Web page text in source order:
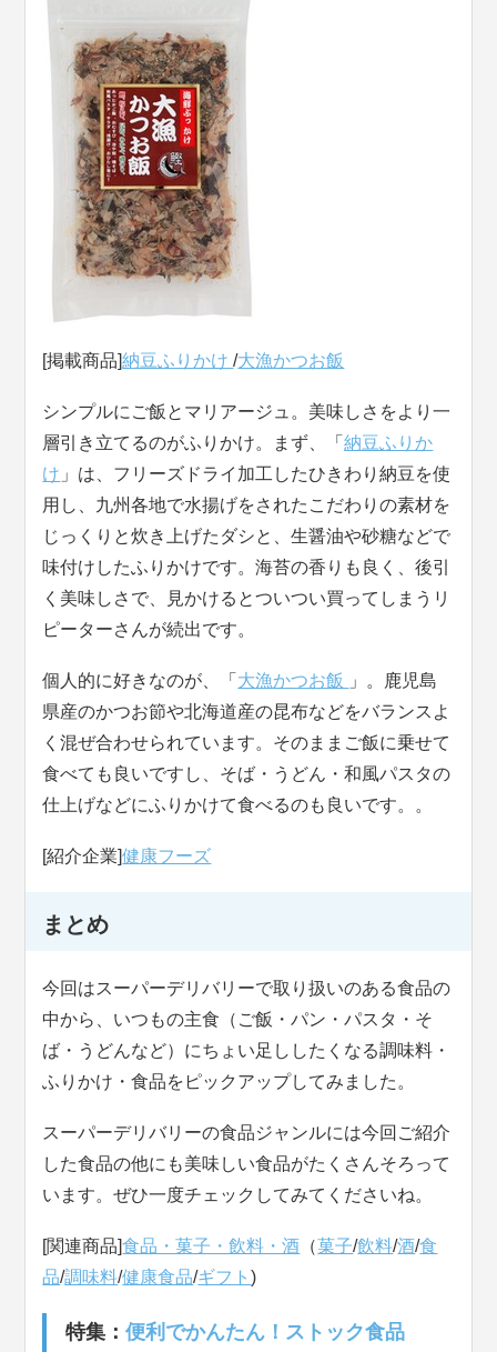
[掲載商品]納豆ふりかけ/大漁かつお飯
シンプルにご飯とマリアージュ。美味しさをより一
層引き立てるのがふりかけ。まず、「納豆ふりか
け 」は、フリーズドライ加工したひきわり納豆を使
用し、九州各地で水揚げをされたこだわりの素材を
じっくりと炊き上げたダシと、生醤油や砂糖などで
味付けしたふりかけです。海苔の香りも良く、後引
く美味しさで、見かけるとついつい買ってしまうリ
ピーターさんが続出です。
個人的に好きなのが、「 大漁かつお飯
」。鹿児島
県産のかつお節や北海道産の昆布などをバランスよ
く混ぜ合わせられています。そのままご飯に乗せて
食べても良いですし、そば・うどん・和風パスタの
仕上げなどにふりかけて食べるのも良いです。。
[紹介企業]健康フーズ
まとめ
今回はスーパーデリバリーで取り扱いのある食品の
中から、いつもの主食（ご飯・パン・パスタ・そ
ば・うどんなど）にちょい足ししたくなる調味料・
ふりかけ・食品をピックアップしてみました。
スーパーデリバリーの食品ジャンルには今回ご紹介
した食品の他にも美味しい食品がたくさんそろって
います。ぜひ一度チェックしてみてくださいね。
[関連商品]食品・菓子・飲料・酒 （菓子/飲料/酒/食
品/調味料/健康食品/ギフト)
特集：便利でかんたん！ストック食品